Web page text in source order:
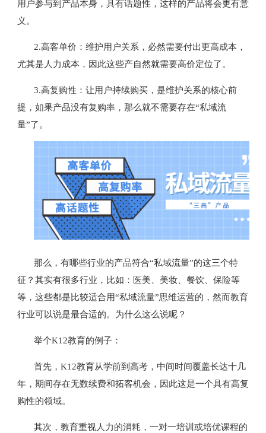
用户参与到产品本身，具有话题性，这样的产品将会更有意
义。
2.高客单价：维护用户关系，必然需要付出更高成本，
尤其是人力成本，因此这些产自然就需要高价定位了。
3.高复购性：让用户持续购买，是维护关系的核心前
提，如果产品没有复购率，那么就不需要存在“私域流
量”了。
那么，有哪些行业的产品符合“私域流量”的这三个特
征？其实有很多行业，比如：医美、美妆、餐饮、保险等
等，这些都是比较适合用“私域流量”思维运营的，然而教育
行业可以说是最合适的。为什么这么说呢？
举个K12教育的例子：
首先，K12教育从学前到高考，中间时间覆盖长达十几
年，期间存在无数续费和拓客机会，因此这是一个具有高复
购性的领域。
其次，教育重视人力的消耗，一对一培训或培优课程的